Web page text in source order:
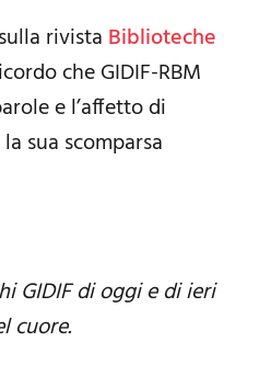
rivista Biblioteche
che GIDIF-RBM
e l’affetto di
sua scomparsa
GIDIF di oggi e di ieri
cuore.